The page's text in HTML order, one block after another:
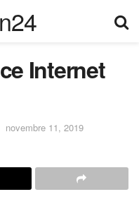
Internet
novembre 11, 2019